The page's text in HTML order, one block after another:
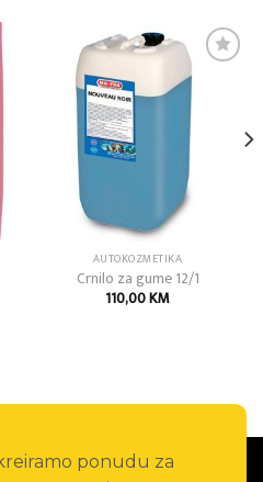
AUTOKOZMETIKA
Crnilo za gume 12/1
110,00KM
ponudu za